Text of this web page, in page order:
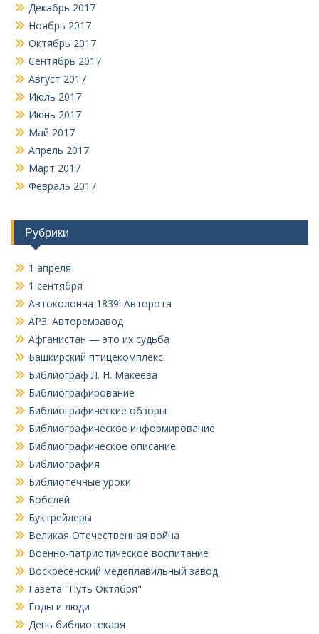
Декабрь 2017
Ноябрь 2017
Октябрь 2017
Сентябрь 2017
Август 2017
Июль 2017
Июнь 2017
Май 2017
Апрель 2017
Март 2017
Февраль 2017
Рубрики
1 апреля
1 сентября
Автоколонна 1839. Авторота
АРЗ. Авторемзавод
Афганистан — это их судьба
Башкирский птицекомплекс
Библиограф Л. Н. Макеева
Библиографирование
Библиографические обзоры
Библиографическое информирование
Библиографическое описание
Библиография
Библиотечные уроки
Бобслей
Буктрейлеры
Великая Отечественная война
Военно-патриотическое воспитание
Воскресенский медеплавильный завод
Газета "Путь Октября"
Годы и люди
День библиотекаря